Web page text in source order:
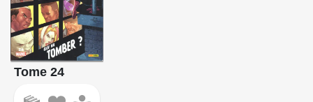
Tome 24